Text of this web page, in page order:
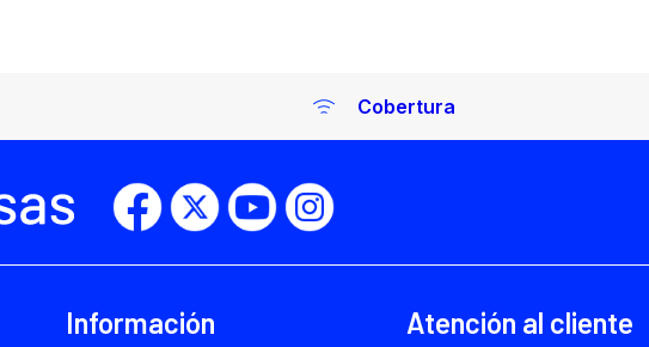
Cobertura